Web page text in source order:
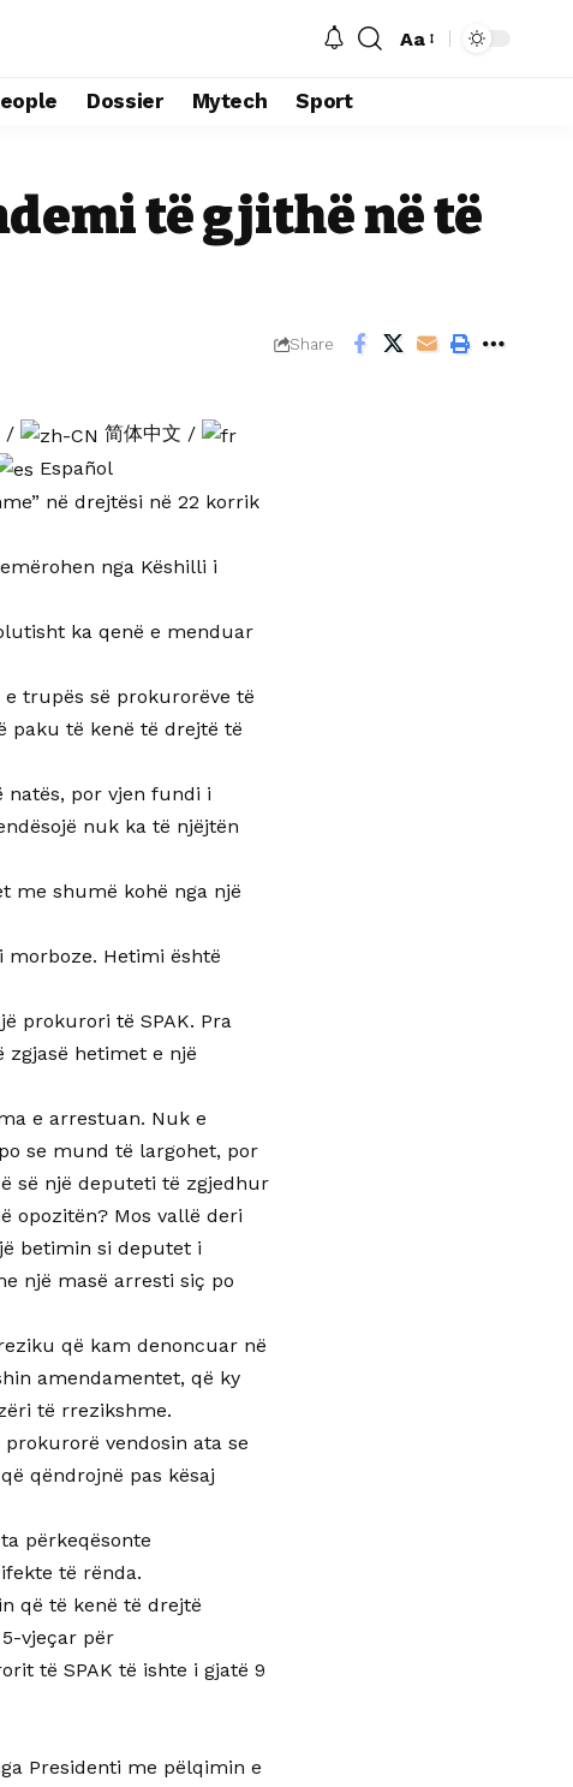
Aa
Dossier Mytech Sport
të gjithë në të
Share
/ 简体中文 /
Español
në drejtësi në 22 korrik
nga Këshilli i
ka qenë e menduar
trupës së prokurorëve të
paku të kenë të drejtë të
natës, por vjen fundi i
nuk ka të njëjtën
me shumë kohë nga një
morboze. Hetimi është
prokurori të SPAK. Pra
zgjasë hetimet e një
e arrestuan. Nuk e
se mund të largohet, por
së një deputeti të zgjedhur
opozitën? Mos vallë deri
betimin si deputet i
një masë arresti siç po
që kam denoncuar në
amendamentet, që ky
të rrezikshme.
vendosin ata se
qëndrojnë pas kësaj
përkeqësonte
të rënda.
që të kenë të drejtë
vjeçar për
të SPAK të ishte i gjatë 9
Presidenti me pëlqimin e